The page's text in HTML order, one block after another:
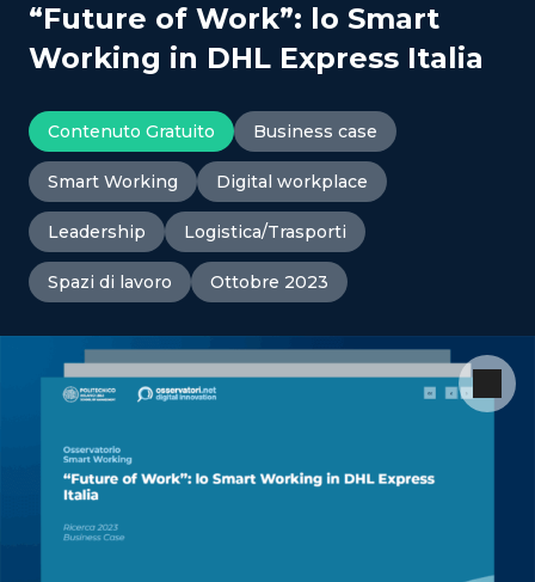
“Future of Work”: lo Smart
Working in DHL Express Italia
Contenuto Gratuito Business case
Smart Working Digital workplace
Leadership Logistica/Trasporti
Spazi di lavoro Ottobre 2023